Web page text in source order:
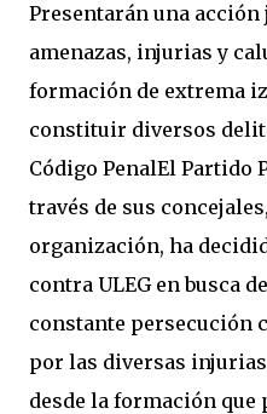
Presentarán una
amenazas, injurias y
formación de extrema
constituir diversos
Código PenalEl Partido
través de sus
organización, ha
contra ULEG en busca
constante persecución
por las diversas
desde la formación que